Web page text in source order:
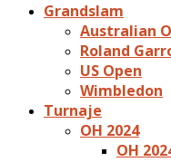
Grandslam
Australian
Roland
US Open
Wimbledon
Turnaje
OH 2024
OH